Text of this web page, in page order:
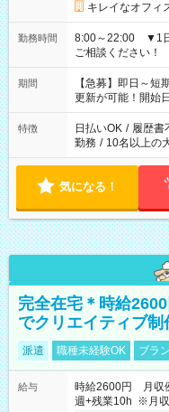
キレイなオフィ
勤務時間
8:00～22:00 ▼1日
ご相談ください！
期間
【急募】即日～
更新が可能！開始
特徴 日払いOK / 履歴書
勤務 / 10名以上の
気になる！
完全在宅＊時給
でクリエイティブ制
派遣 職種未経験OK ブラ
給与
時給2600円 月収
週+残業10h ※月